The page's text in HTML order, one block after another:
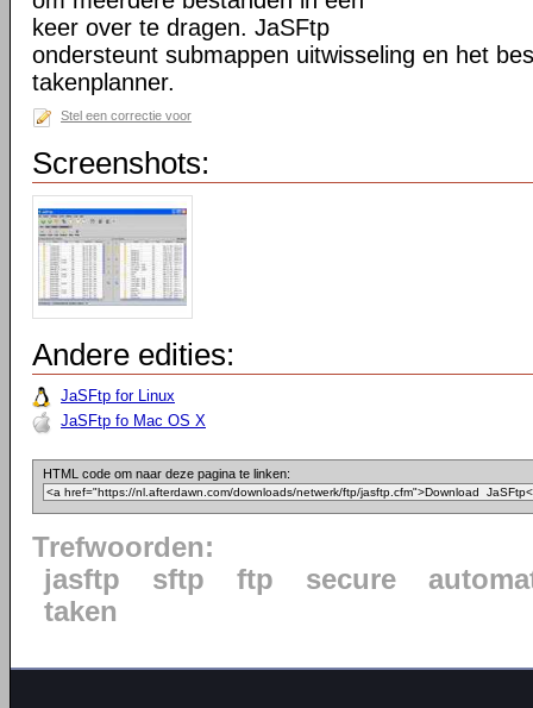
keer over te dragen. JaSFtp
ondersteunt submappen uitwisseling en het
takenplanner.
Stel een correctie voor
Screenshots:
Andere edities:
JaSFtp for Linux
JaSFtp fo Mac OS X
HTML code om naar deze pagina te linken:
Trefwoorden:
jasftp
sftp ftp secure
taken